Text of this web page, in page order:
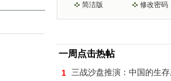
简洁版
修改密码
一周点击热帖
1 三战沙盘推演：中国的生